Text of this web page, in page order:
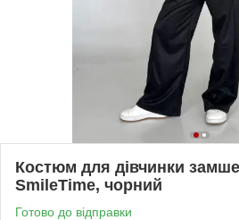
Костюм для дівчинки
SmileTime, чорний
Готово до відправки